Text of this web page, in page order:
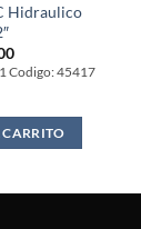
Hidraulico
Codigo: 45417